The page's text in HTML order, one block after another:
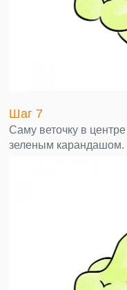
Шаг 7
Саму веточку в
зеленым карандашом.